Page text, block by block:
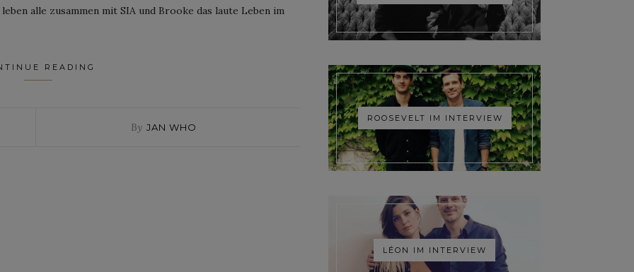
alle zusammen mit SIA und Brooke das laute Leben im
READING
By JAN WHO
ROOSEVELT IM INTERVIEW
LÉON IM INTERVIEW